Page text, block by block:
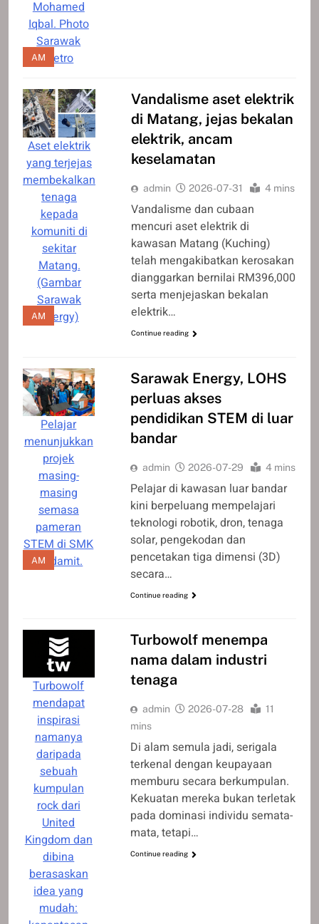
Mohamed
Iqbal. Photo
Sarawak
Metro
AM
Aset elektrik
yang terjejas
membekalkan
tenaga
kepada
komuniti di
sekitar
Matang.
(Gambar
Sarawak
Energy)
AM
Vandalisme aset elektrik
di Matang, jejas bekalan
elektrik, ancam
keselamatan
admin 2026-07-31 4 mins
Vandalisme dan cubaan
mencuri aset elektrik di
kawasan Matang (Kuching)
telah mengakibatkan kerosakan
dianggarkan bernilai RM396,000
serta menjejaskan bekalan
elektrik…
Continue reading
Pelajar
menunjukkan
projek
masing-
masing
semasa
pameran
STEM di SMK
Medamit.
AM
Sarawak Energy, LOHS
perluas akses
pendidikan STEM di luar
bandar
admin 2026-07-29 4 mins
Pelajar di kawasan luar bandar
kini berpeluang mempelajari
teknologi robotik, dron, tenaga
solar, pengekodan dan
pencetakan tiga dimensi (3D)
secara…
Continue reading
Turbowolf
mendapat
inspirasi
namanya
daripada
sebuah
kumpulan
rock dari
United
Kingdom dan
dibina
berasaskan
idea yang
mudah:
Turbowolf menempa
nama dalam industri
tenaga
admin 2026-07-28
11
mins
Di alam semula jadi, serigala
terkenal dengan keupayaan
memburu secara berkumpulan.
Kekuatan mereka bukan terletak
pada dominasi individu semata-
mata, tetapi…
Continue reading